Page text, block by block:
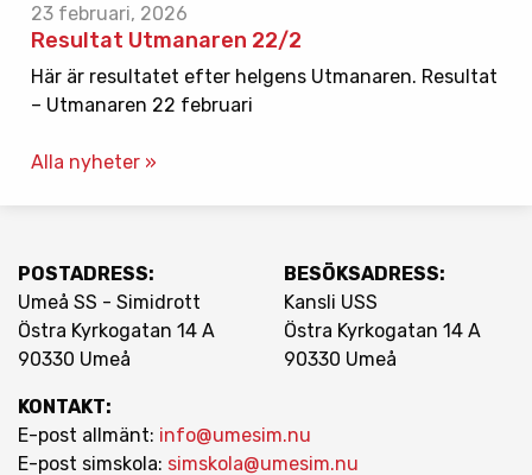
23 februari, 2026
Resultat Utmanaren 22/2
Här är resultatet efter helgens Utmanaren. Resultat
– Utmanaren 22 februari
Alla nyheter »
POSTADRESS:
Umeå SS - Simidrott
Östra Kyrkogatan 14 A
90330 Umeå
BESÖKSADRESS:
Kansli USS
Östra Kyrkogatan 14 A
90330 Umeå
KONTAKT:
E-post allmänt: info@umesim.nu
E-post simskola: simskola@umesim.nu